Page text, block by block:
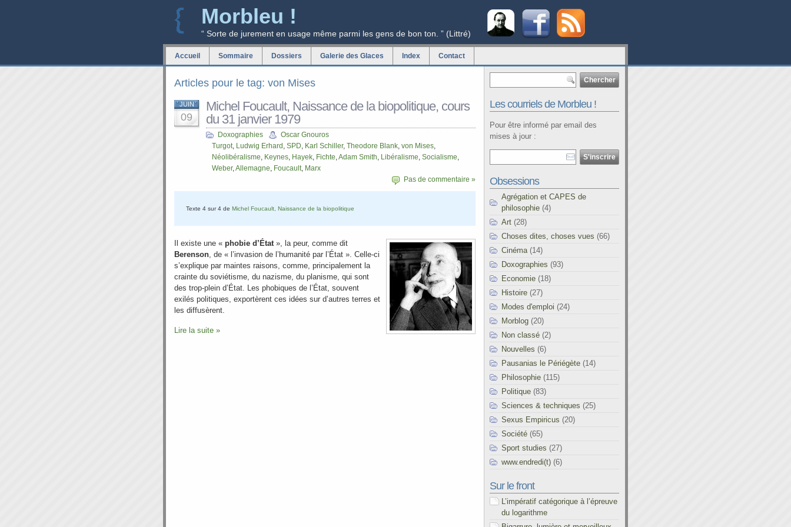
Morbleu !
“ Sorte de jurement en usage même parmi les gens de bon ton. ” (Littré)
Accueil Sommaire Dossiers Galerie des Glaces Index Contact
Articles pour le tag: von Mises
JUIN
09
Michel Foucault, Naissance de la biopolitique, cours
du 31 janvier 1979
Doxographies
Oscar Gnouros
Turgot, Ludwig Erhard , SPD, Karl Schiller, Theodore Blank, von Mises,
Néolibéralisme, Keynes, Hayek, Fichte,Adam Smith, Libéralisme, Socialisme,
Weber,Allemagne, Foucault, Marx
Pas de commentaire »
Texte 4 sur 4 de Michel Foucault, Naissance de la biopolitique
Il existe une « phobie d’État», la peur, comme dit
Berenson, de « l’invasion de l’humanité par l’État ». Celle-ci
s’explique par maintes raisons, comme, principalement la
crainte du soviétisme, du nazisme, du planisme, qui sont
des trop-plein d’État. Les phobiques de l’État, souvent
exilés politiques, exportèrent ces idées sur d’autres terres et
les diffusèrent.
Lire la suite »
Les courriels de Morbleu !
Pour être informé par email des
mises à jour :
Obsessions
Agrégation et CAPES de
philosophie (4)
Art (28)
Choses dites, choses vues (66)
Cinéma (14)
Doxographies (93)
Economie (18)
Histoire (27)
Modes d'emploi (24)
Morblog (20)
Non classé (2)
Nouvelles (6)
Pausanias le Périégète (14)
Philosophie (115)
Politique (83)
Sciences & techniques (25)
Sexus Empiricus (20)
Société (65)
Sport studies (27)
www.endredi(t) (6)
Sur le front
L’impératif catégorique à l’épreuve
du logarithme